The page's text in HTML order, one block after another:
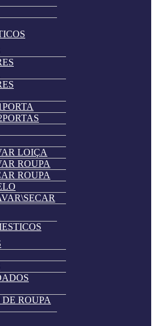
LOIÇA
ROUPA
ROUPA
ROUPA